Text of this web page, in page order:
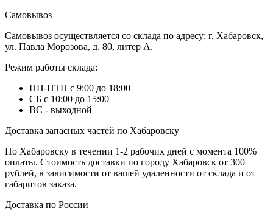
Самовывоз
Самовывоз осуществляется со склада по адресу: г. Хабаровск,
ул. Павла Морозова, д. 80, литер А.
Режим работы склада:
ПН-ПТН с 9:00 до 18:00
СБ с 10:00 до 15:00
ВС - выходной
Доставка запасных частей по Хабаровску
По Хабаровску в течении 1-2 рабочих дней с момента 100%
оплаты. Стоимость доставки по городу Хабаровск от 300
рублей, в зависимости от вашей удаленности от склада и от
габаритов заказа.
Доставка по России